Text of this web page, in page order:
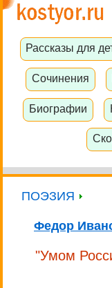
Рассказы для
Сочинения
Биографии
ПОЭЗИЯ
Федор
"Умом